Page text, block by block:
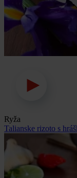
Ryža
Talianske rizoto s